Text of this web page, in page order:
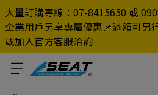
大量訂購專線：07-8415650 或
企業用戶另享專屬優惠📌滿額可另
或加入官方客服洽詢